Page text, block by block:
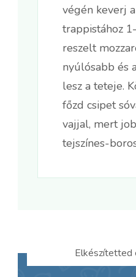
végén keverj
trappistához
reszelt
nyúlósabb és
lesz a teteje.
főzd csipet
vajjal, mert
tejszínes-
Elkészítetted